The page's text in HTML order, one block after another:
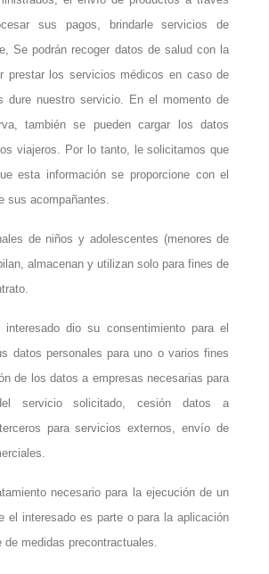
sus pagos, brindarle servicios de
Se podrán recoger datos de salud con la
prestar los servicios médicos en caso de
dure nuestro servicio. En el momento de
también se pueden cargar los datos
viajeros. Por lo tanto, le solicitamos que
esta información se proporcione con el
sus acompañantes.
de niños y adolescentes (menores de
almacenan y utilizan solo para fines de
dio su consentimiento para el
datos personales para uno o varios fines
de los datos a empresas necesarias para
servicio solicitado, cesión datos a
para servicios externos, envío de
necesario para la ejecución de un
el interesado es parte o para la aplicación
de medidas precontractuales.